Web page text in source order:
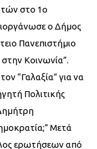
στο 1ο
ο Δήμος
Πανεπιστήμιο
Κοινωνία”.
“Γαλαξία” για να
Πολιτικής
Μετά
ερωτήσεων από